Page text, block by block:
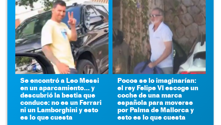
Se encontró a Leo Messi
en un aparcamiento... y
descubrió la bestia que
conduce: no es un Ferrari
ni un Lamborghini y esto
es lo que cuesta
Pocos se lo imaginarían:
el rey Felipe VI escoge un
coche de una marca
española para moverse
por Palma de Mallorca y
esto es lo que cuesta